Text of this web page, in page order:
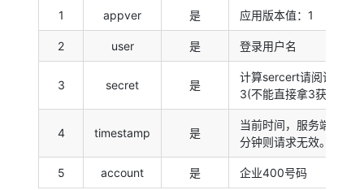
1 appver 是 应用版本值：1
2 user 是 登录用户名
3 secret 是
计算sercert请阅读1 2
3(不能直接拿3获取到
4 timestamp 是
当前时间，服务端会验
分钟则请求无效。
5 account 是 企业400号码